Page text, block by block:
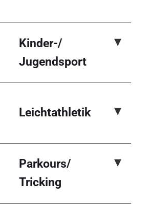
Kinder-/
Jugendsport
▾
Leichtathletik ▾
Parkours/
Tricking
▾